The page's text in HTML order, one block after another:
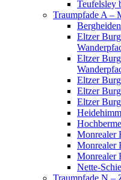
Teufelsley
Traumpfade A –
Eltzer
Eltzer
Eltzer
Eltzer
Eltzer
Monrealer
Monrealer
Monrealer
Nette-
Traumpfade N –